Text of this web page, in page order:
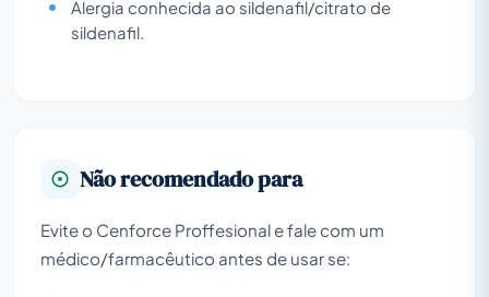
Alergia conhecida ao sildenafil/citrato de
sildenafil.
Não recomendado para
Evite o Cenforce Proffesional e fale com um
médico/farmacêutico antes de usar se: